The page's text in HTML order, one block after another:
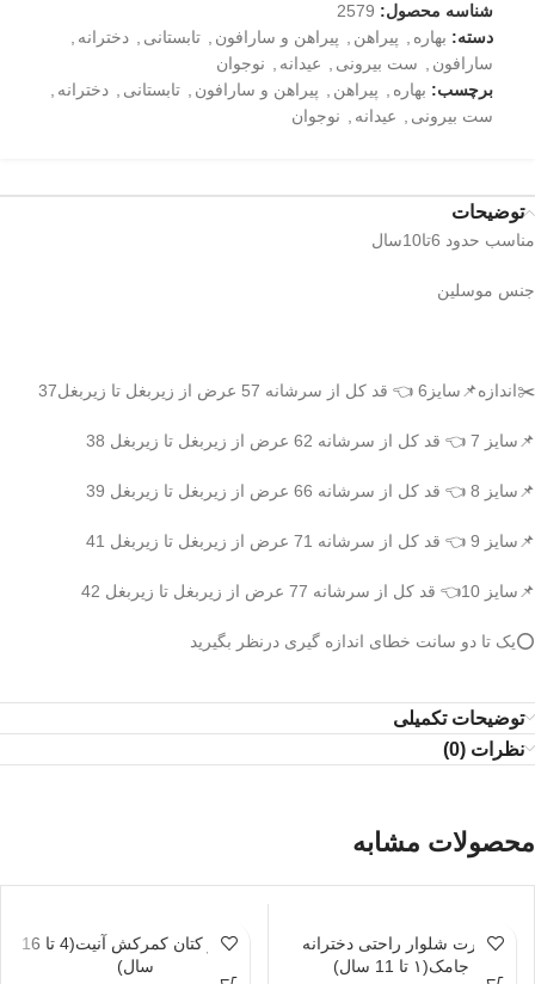
شناسه محصول: 2579
دسته: بهاره پیراهن پیراهن و سارافون تابستانی دخترانه
سارافون
ست بیرونی عیدانه
نوجوان
برچسب: بهاره پیراهن پیراهن و سارافون تابستانی دخترانه
ست بیرونی
عیدانه نوجوان
توضیحات
مناسب حدود 6تا10سال
جنس موسلین
✂️اندازه📌سایز6 👈 قد کل از سرشانه 57 عرض از زیربغل تا زیربغل37
📌سایز 7 👈 قد کل از سرشانه 62 عرض از زیربغل تا زیربغل 38
📌سایز 8 👈 قد کل از سرشانه 66 عرض از زیربغل تا زیربغل 39
📌سایز 9 👈 قد کل از سرشانه 71 عرض از زیربغل تا زیربغل 41
📌سایز 10👈 قد کل از سرشانه 77 عرض از زیربغل تا زیربغل 42
⭕️یک تا دو سانت خطای اندازه گیری درنظر بگیرید
توضیحات تکمیلی
نظرات (0)
محصولات مشابه
تیشرت شلوار راحتی دخترانه
جامک(۱ تا 11 سال)
شلوار کتان کمرکش آنیت(4 تا 16
سال)